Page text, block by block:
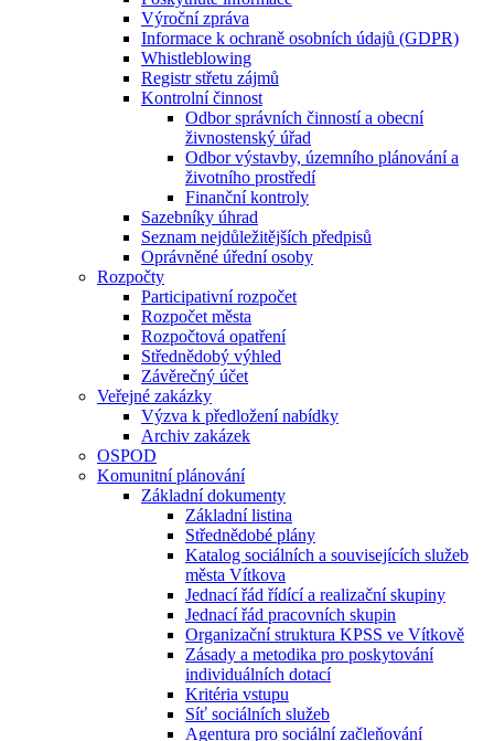
Výroční zpráva
Informace k ochraně osobních údajů (GDPR)
Whistleblowing
Registr střetu zájmů
Kontrolní činnost
Odbor správních činností a obecní
živnostenský úřad
Odbor výstavby, územního plánování a
životního prostředí
Finanční kontroly
Sazebníky úhrad
Seznam nejdůležitějších předpisů
Oprávněné úřední osoby
Rozpočty
Participativní rozpočet
Rozpočet města
Rozpočtová opatření
Střednědobý výhled
Závěrečný účet
Veřejné zakázky
Výzva k předložení nabídky
Archiv zakázek
OSPOD
Komunitní plánování
Základní dokumenty
Základní listina
Střednědobé plány
Katalog sociálních a souvisejících služeb
města Vítkova
Jednací řád řídící a realizační skupiny
Jednací řád pracovních skupin
Organizační struktura KPSS ve Vítkově
Zásady a metodika pro poskytování
individuálních dotací
Kritéria vstupu
Síť sociálních služeb
Agentura pro sociální začleňování